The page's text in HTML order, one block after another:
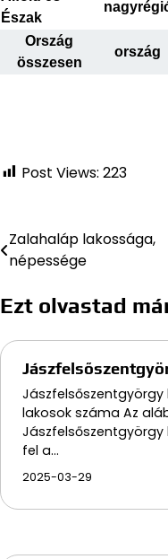
Észak
Ország
összesen
ország
Post Views: 223
Bejegyzés
navigáció
Zalahaláp lakossága,
népessége
Ezt olvastad
Jászfelsőszentgyörgy
lakosok száma Az
fel a…
2025-03-29